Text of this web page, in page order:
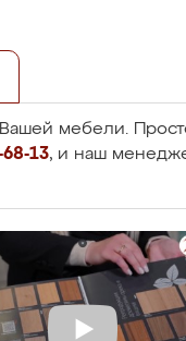
Вашей мебели.
13, и наш